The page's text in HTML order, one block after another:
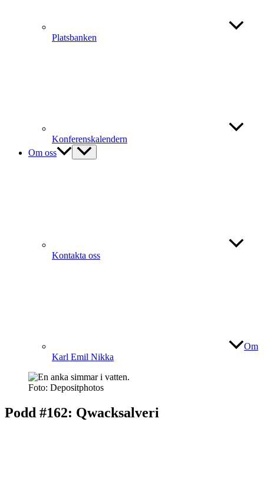
Platsbanken
Konferenskalendern
Om oss
Kontakta oss
Om
Karl Emil Nikka
Foto: Depositphotos
Podd #162: Qwacksalveri